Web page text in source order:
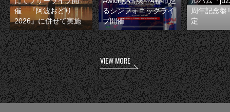
催 『阿波おどり
2026』に併せて実施
るシンフォニックライ
ブ開催
周年記念盤
定
VIEW MORE